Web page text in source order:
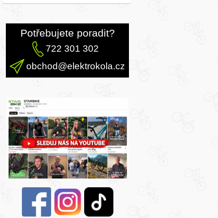
Potřebujete poradit?
722 301 302
obchod@elektrokola.cz